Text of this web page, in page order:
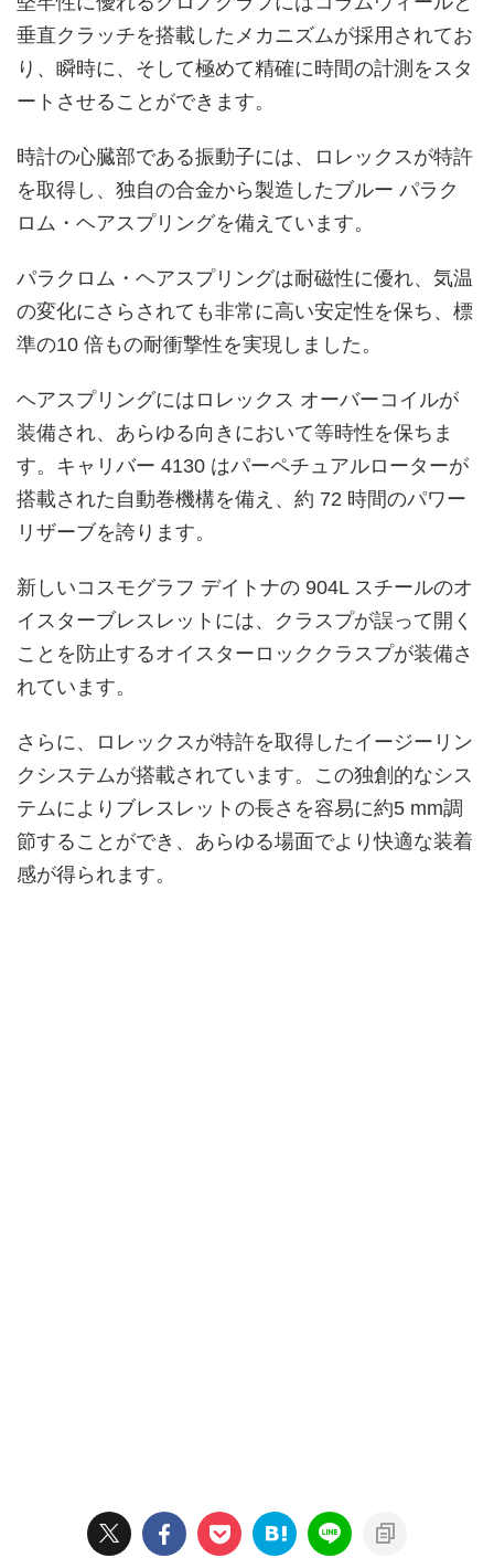
垂直クラッチを搭載したメカニズムが採用されてお
り、瞬時に、そして極めて精確に時間の計測をスタ
ートさせることができます。
時計の心臓部である振動子には、ロレックスが特許
を取得し、独自の合金から製造したブルー パラク
ロム・ヘアスプリングを備えています。
パラクロム・ヘアスプリングは耐磁性に優れ、気温
の変化にさらされても非常に高い安定性を保ち、標
準の10 倍もの耐衝撃性を実現しました。
ヘアスプリングにはロレックス オーバーコイルが
装備され、あらゆる向きにおいて等時性を保ちま
す。キャリバー 4130 はパーペチュアルローターが
搭載された自動巻機構を備え、約 72 時間のパワー
リザーブを誇ります。
新しいコスモグラフ デイトナの 904L スチールのオ
イスターブレスレットには、クラスプが誤って開く
ことを防止するオイスターロッククラスプが装備さ
れています。
さらに、ロレックスが特許を取得したイージーリン
クシステムが搭載されています。この独創的なシス
テムによりブレスレットの長さを容易に約5 mm調
節することができ、あらゆる場面でより快適な装着
感が得られます。